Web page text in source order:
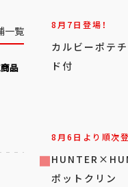
一覧
品
8月7日登場！
カルビーポテ
ド付
8月6日より順次
ポットクリン